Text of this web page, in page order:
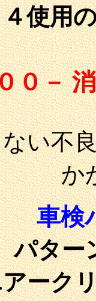
使用
０－
い不
か
車検
パター
ーク